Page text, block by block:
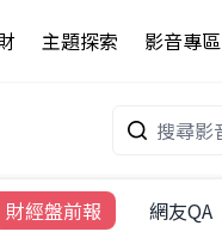
主題探索 影音專區
財經盤前報 網友QA